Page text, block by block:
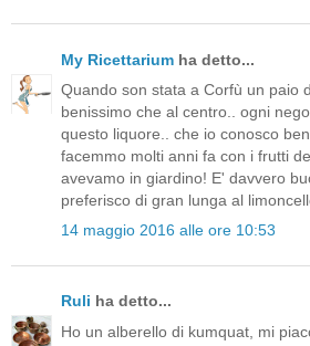
My Ricettarium ha detto...
Quando son stata a Corfù un paio
benissimo che al centro.. ogni
questo liquore.. che io conosco
facemmo molti anni fa con i frutti
avevamo in giardino! E' davvero
preferisco di gran lunga al
14 maggio 2016 alle ore 10:53
Ruli ha detto...
Ho un alberello di kumquat, mi